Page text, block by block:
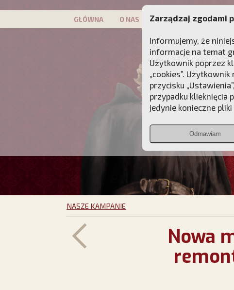
GŁÓWNA O NAS PATRON KAMPANIE
NASZE KAMPANIE
Nowa
Zarządzaj zgodami
Informujemy, że
informacje na temat
Użytkownik poprzez
„cookies”.
przycisku
przypadku klieknięcia
jedynie konieczne pliki
Odmawiam